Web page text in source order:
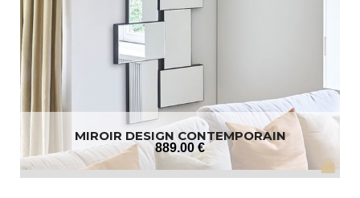
MIROIR DESIGN CONTEMPORAIN
889.00 €